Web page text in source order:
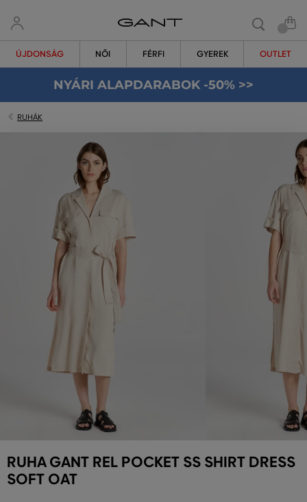
ÚJDONSÁG NŐI FÉRFI GYEREK OUTLET
NYÁRI ALAPDARABOK -50% >>
RUHÁK
RUHA GANT REL POCKET SS SHIRT DRESS
SOFT OAT